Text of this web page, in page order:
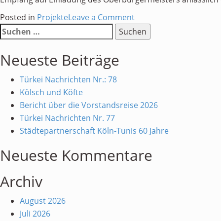
Posted in ProjekteLeave a Commenton
Empfang
auf
Suchen
nach:
Neueste Beiträge
Türkei Nachrichten Nr.: 78
Kölsch und Köfte
Bericht über die Vorstandsreise 2026
Türkei Nachrichten Nr. 77
Städtepartnerschaft Köln-Tunis 60 Jahre
Neueste Kommentare
Archiv
August 2026
Juli 2026